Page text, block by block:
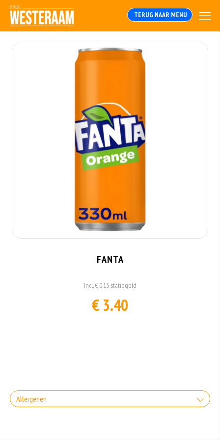
TERUG NAAR MENU
FANTA
Incl. € 0,15 statiegeld
€ 3.40
Allergenen